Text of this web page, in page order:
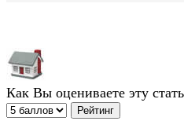
Как Вы оцениваете эту